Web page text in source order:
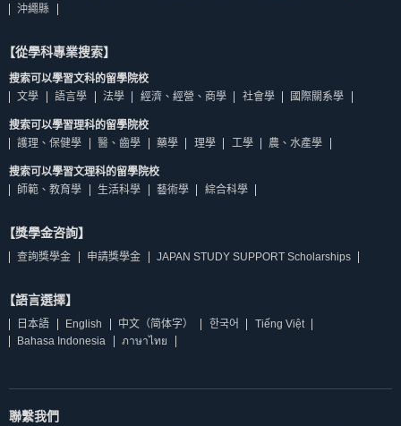
沖繩縣
【從學科專業搜索】
搜索可以學習文科的留學院校
文學
語言學 法學 經濟、經營、商學 社會學 國際關系學
搜索可以學習理科的留學院校
護理、保健學
醫、齒學 藥學 理學 工學 農、水產學
搜索可以學習文理科的留學院校
師範、教育學
生活科學 藝術學 綜合科學
【獎學金咨詢】
查詢獎學金 申請獎學金 JAPAN STUDY SUPPORT Scholarships
【語言選擇】
日本語 English 中文（简体字） 한국어
Tiếng Việt
Bahasa Indonesia
ภาษาไทย
聯繫我們